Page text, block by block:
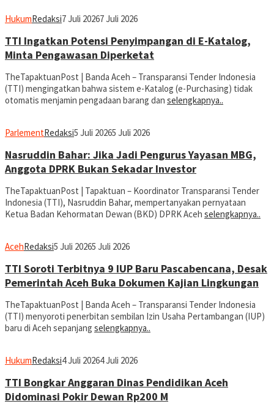
HukumRedaksi7 Juli 20267 Juli 2026
TTI Ingatkan Potensi Penyimpangan di E-Katalog,
Minta Pengawasan Diperketat
TheTapaktuanPost | Banda Aceh – Transparansi Tender Indonesia
(TTI) mengingatkan bahwa sistem e-Katalog (e-Purchasing) tidak
otomatis menjamin pengadaan barang dan selengkapnya..
ParlementRedaksi5 Juli 20265 Juli 2026
Nasruddin Bahar: Jika Jadi Pengurus Yayasan MBG,
Anggota DPRK Bukan Sekadar Investor
TheTapaktuanPost | Tapaktuan – Koordinator Transparansi Tender
Indonesia (TTI), Nasruddin Bahar, mempertanyakan pernyataan
Ketua Badan Kehormatan Dewan (BKD) DPRK Aceh selengkapnya..
AcehRedaksi5 Juli 20265 Juli 2026
TTI Soroti Terbitnya 9 IUP Baru Pascabencana, Desak
Pemerintah Aceh Buka Dokumen Kajian Lingkungan
TheTapaktuanPost | Banda Aceh – Transparansi Tender Indonesia
(TTI) menyoroti penerbitan sembilan Izin Usaha Pertambangan (IUP)
baru di Aceh sepanjang selengkapnya..
HukumRedaksi4 Juli 20264 Juli 2026
TTI Bongkar Anggaran Dinas Pendidikan Aceh
Didominasi Pokir Dewan Rp200 M